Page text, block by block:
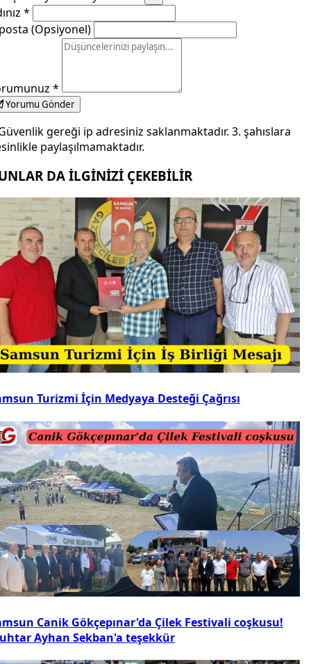
*
(Opsiyonel)
*
Yorumu Gönder
gereği ip adresiniz saklanmaktadır. 3. şahıslara
paylaşılmamaktadır.
DA İLGİNİZİ ÇEKEBİLİR
Turizmi İçin Medyaya Desteği Çağrısı
Canik Gökçepınar'da Çilek Festivali coşkusu!
Ayhan Sekban'a teşekkür